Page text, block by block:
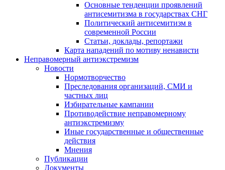
Основные тенденции проявлений
антисемитизма в государствах СНГ
Политический антисемитизм в
современной России
Статьи, доклады, репортажи
Карта нападений по мотиву ненависти
Неправомерный антиэкстремизм
Новости
Нормотворчество
Преследования организаций, СМИ и
частных лиц
Избирательные кампании
Противодействие неправомерному
антиэкстремизму
Иные государственные и общественные
действия
Мнения
Публикации
Документы